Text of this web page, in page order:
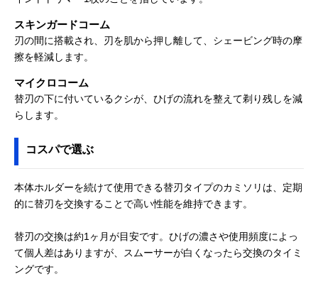
スキンガードコーム
刃の間に搭載され、刃を肌から押し離して、シェービング時の摩
擦を軽減します。
マイクロコーム
替刃の下に付いているクシが、ひげの流れを整えて剃り残しを減
らします。
コスパで選ぶ
本体ホルダーを続けて使用できる替刃タイプのカミソリは、定期
的に替刃を交換することで高い性能を維持できます。
替刃の交換は約1ヶ月が目安です。ひげの濃さや使用頻度によっ
て個人差はありますが、スムーサーが白くなったら交換のタイミ
ングです。